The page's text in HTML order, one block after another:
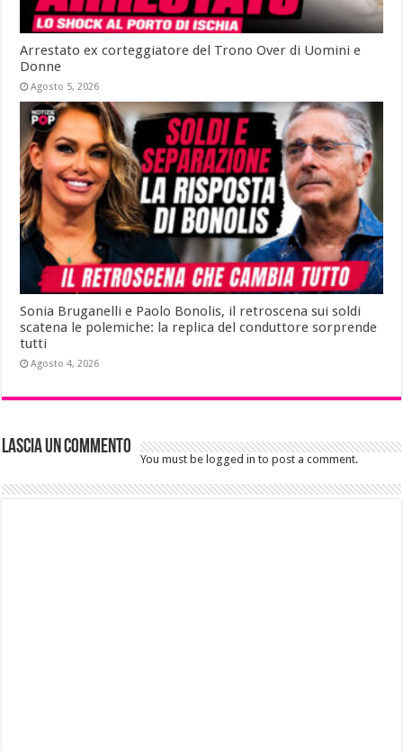
Arrestato ex corteggiatore del Trono Over di Uomini e
Donne
Agosto 5, 2026
Sonia Bruganelli e Paolo Bonolis, il retroscena sui soldi
scatena le polemiche: la replica del conduttore sorprende
tutti
Agosto 4, 2026
Lascia un commento
You must be logged in to post a comment.